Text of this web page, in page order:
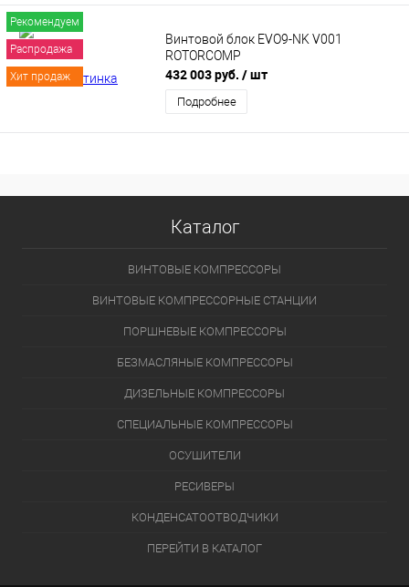
Рекомендуем
Распродажа
Хит продаж
Винтовой блок EVO9-NK V001
ROTORCOMP
432 003 руб. / шт
Подробнее
Каталог
ВИНТОВЫЕ КОМПРЕССОРЫ
ВИНТОВЫЕ КОМПРЕССОРНЫЕ СТАНЦИИ
ПОРШНЕВЫЕ КОМПРЕССОРЫ
БЕЗМАСЛЯНЫЕ КОМПРЕССОРЫ
ДИЗЕЛЬНЫЕ КОМПРЕССОРЫ
СПЕЦИАЛЬНЫЕ КОМПРЕССОРЫ
ОСУШИТЕЛИ
РЕСИВЕРЫ
КОНДЕНСАТООТВОДЧИКИ
ПЕРЕЙТИ В КАТАЛОГ